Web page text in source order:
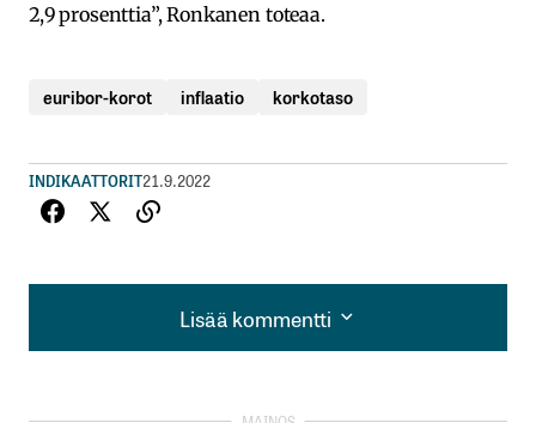
2,9 prosenttia”, Ronkanen toteaa.
euribor-korot inflaatio korkotaso
INDIKAATTORIT21.9.2022
Lisää kommentti
Lisää kommentti